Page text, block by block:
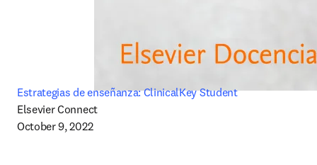
Estrategias de enseñanza: ClinicalKey Student
Elsevier Connect
October 9, 2022